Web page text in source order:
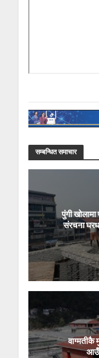
सम्बन्धित समाचार
पुंगी खोलामा
संरचना
वाग्मतीकै